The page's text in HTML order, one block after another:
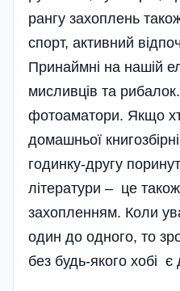
рангу захоплень
спорт, активний
Принаймні на нашій
мисливців та
фотоаматори. Якщо
домашньої
годинку-другу
літератури – це
захопленням. Коли
один до одного, то
без будь-якого хобі